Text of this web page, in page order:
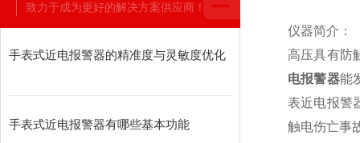
致力于成为更好的解决方案供应商！
手表式近电报警器的精准度与灵敏度优化
手表式近电报警器有哪些基本功能
仪器简介：
高压具有防
电报警器能
表近电报警
触电伤亡事